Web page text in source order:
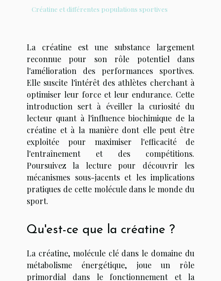
Créatine et différentes populations sportives
La créatine est une substance largement
reconnue pour son rôle potentiel dans
l'amélioration des performances sportives.
Elle suscite l'intérêt des athlètes cherchant à
optimiser leur force et leur endurance. Cette
introduction sert à éveiller la curiosité du
lecteur quant à l'influence biochimique de la
créatine et à la manière dont elle peut être
exploitée pour maximiser l'efficacité de
l'entraînement et des compétitions.
Poursuivez la lecture pour découvrir les
mécanismes sous-jacents et les implications
pratiques de cette molécule dans le monde du
sport.
Qu'est-ce que la créatine ?
La créatine, molécule clé dans le domaine du
métabolisme énergétique, joue un rôle
primordial dans le fonctionnement et la